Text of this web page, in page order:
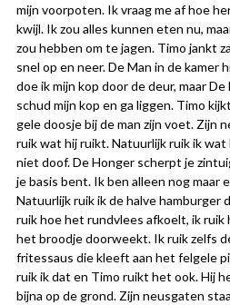
mijn voorpoten. Ik vraag me af hoe
kwijl. Ik zou alles kunnen eten nu,
zou hebben om te jagen. Timo jankt
snel op en neer. De Man in de kamer
doe ik mijn kop door de deur, maar
schud mijn kop en ga liggen. Timo
gele doosje bij de man zijn voet. Zijn
ruik wat hij ruikt. Natuurlijk ruik ik
niet doof. De Honger scherpt je
je basis bent. Ik ben alleen nog maar
Natuurlijk ruik ik de halve hamburger
ruik hoe het rundvlees afkoelt, ik
het broodje doorweekt. Ik ruik zelfs
fritessaus die kleeft aan het felgele
ruik ik dat en Timo ruikt het ook. Hij
bijna op de grond. Zijn neusgaten